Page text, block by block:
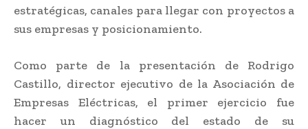
estratégicas, canales para llegar con proyectos a
sus empresas y posicionamiento.
Como parte de la presentación de Rodrigo
Castillo, director ejecutivo de la Asociación de
Empresas Eléctricas, el primer ejercicio fue
hacer un diagnóstico del estado de su